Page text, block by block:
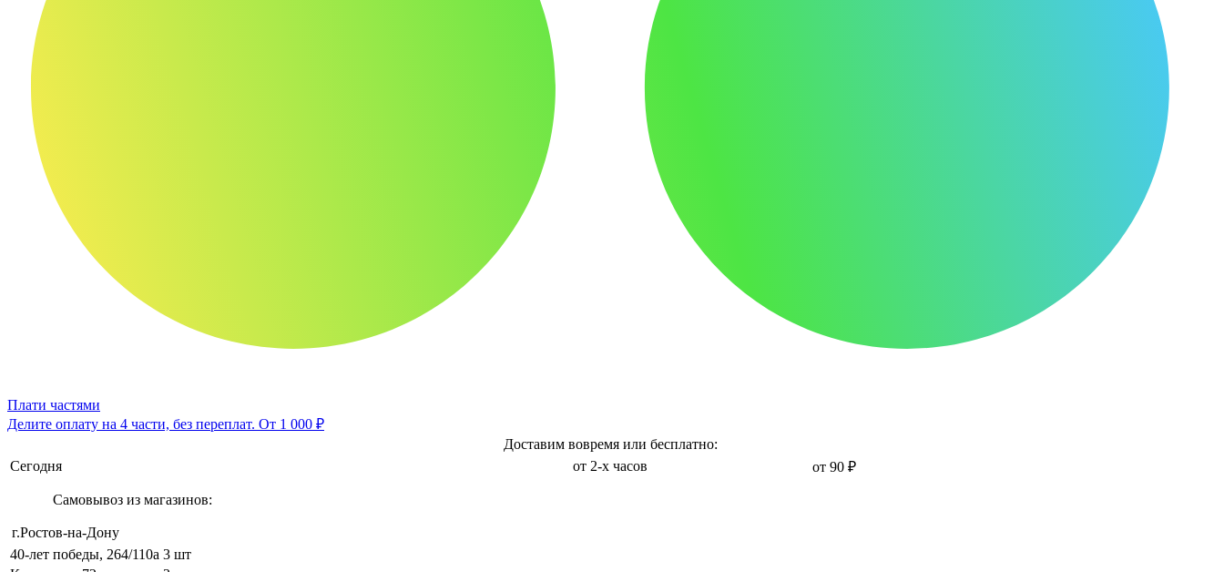
Плати частями
Делите оплату на 4 части, без переплат. От 1 000 ₽
Доставим вовремя или бесплатно:
Сегодня
от 2-х часов от 90 ₽
Самовывоз из магазинов:
г.Ростов-на-Дону
40-лет победы, 264/110а 3 шт